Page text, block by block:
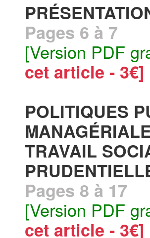
Pages 6 à 7
[Version PDF
cet article - 3€]
POLITIQUES
TRAVAIL
Pages 8 à 17
[Version PDF
cet article - 3€]